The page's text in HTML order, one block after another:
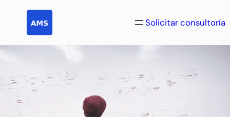
contenido
Solicitar consultoría